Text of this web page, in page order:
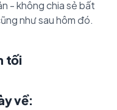
- không chia sẻ bất
như sau hôm đó.
tối
về: